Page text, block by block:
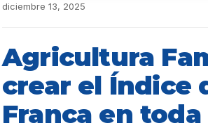
diciembre 13, 2025
Agricultura
crear el Índice
Franca en